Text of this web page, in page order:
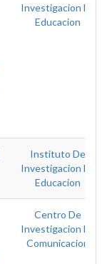
Investigacion En
Educacion
Instituto De
Investigacion En
Educacion
Centro De
Investigacion En
Comunicacion